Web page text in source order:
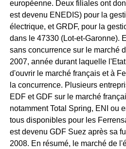
européenne. Deux filiales ont
est devenu ENEDIS) pour la
électrique, et GRDF, pour la
dans le 47330 (Lot-et-Garonne).
sans concurrence sur le marché
2007, année durant laquelle
d'ouvrir le marché français et à
la concurrence. Plusieurs
EDF et GDF sur le marché
notamment Total Spring, ENI ou
tous disponibles pour les
est devenu GDF Suez après sa
2008. En résumé, le marché de